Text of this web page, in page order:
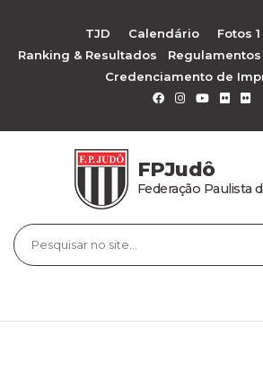
TJD Calendário Fotos 1
Ranking & Resultados
Regulamentos
Credenciamento de
FPJudô
Federação Paulista